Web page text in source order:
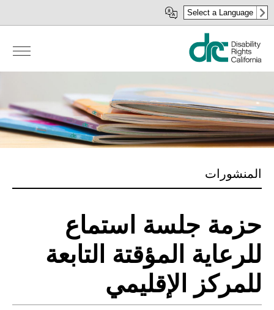
Skip
to
main
content
Select a Language
المنشورات
حزمة جلسة استماع
للرعاية المؤقتة التابعة
للمركز الإقليمي